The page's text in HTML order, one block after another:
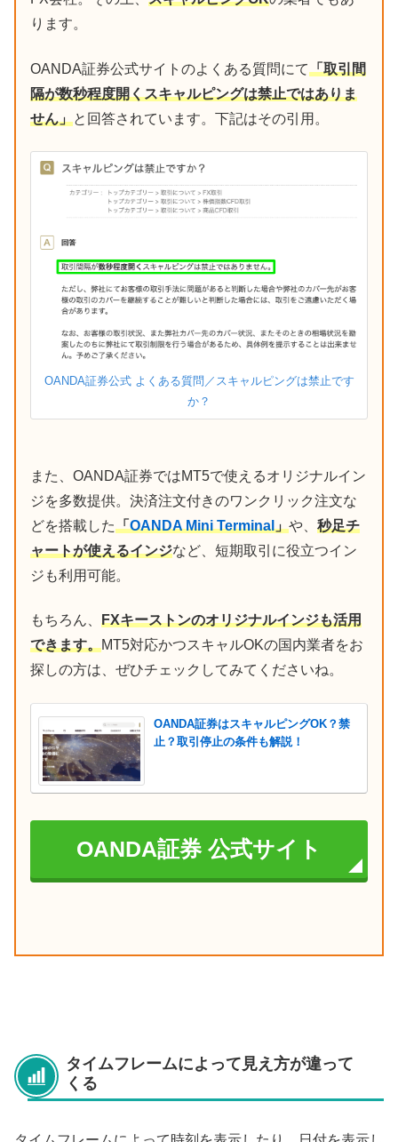
ります。
OANDA証券公式サイトのよくある質問にて「取引間
隔が数秒程度開くスキャルピングは禁止ではありま
せん」と回答されています。下記はその引用。
OANDA証券公式 よくある質問／スキャルピングは禁止です
か？
また、OANDA証券ではMT5で使えるオリジナルイン
ジを多数提供。決済注文付きのワンクリック注文な
どを搭載した「OANDA Mini Terminal」や、 秒足チ
ャートが使えるインジなど、短期取引に役立つイン
ジも利用可能。
もちろん、 FXキーストンのオリジナルインジも活用
できます。MT5対応かつスキャルOKの国内業者をお
探しの方は、ぜひチェックしてみてくださいね。
OANDA証券はスキャルピングOK？禁
止？取引停止の条件も解説！
OANDA証券 公式サイト
タイムフレームによって見え方が違って
くる